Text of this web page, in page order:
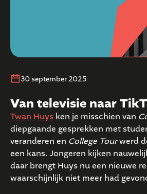
30 september 2025
Van televisie naar
Twan Huys ken je misschien van
diepgaande gesprekken met
veranderen en College Tourwerd
een kans. Jongeren kijken
daar brengt Huys nu een nieuwe
waarschijnlijk niet meer had